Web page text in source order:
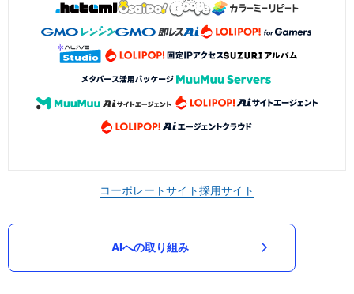
コーポレートサイト採用サイト
AIへの取り組み